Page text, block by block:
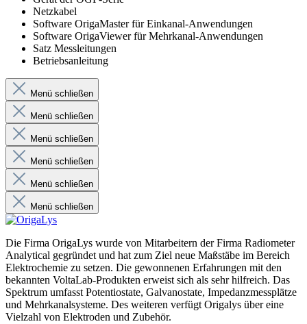
Netzkabel
Software OrigaMaster für Einkanal-Anwendungen
Software OrigaViewer für Mehrkanal-Anwendungen
Satz Messleitungen
Betriebsanleitung
Menü schließen
Menü schließen
Menü schließen
Menü schließen
Menü schließen
Menü schließen
Die Firma OrigaLys wurde von Mitarbeitern der Firma Radiometer
Analytical gegründet und hat zum Ziel neue Maßstäbe im Bereich
Elektrochemie zu setzen. Die gewonnenen Erfahrungen mit den
bekannten VoltaLab-Produkten erweist sich als sehr hilfreich. Das
Spektrum umfasst Potentiostate, Galvanostate, Impedanzmessplätze
und Mehrkanalsysteme. Des weiteren verfügt Origalys über eine
Vielzahl von Elektroden und Zubehör.